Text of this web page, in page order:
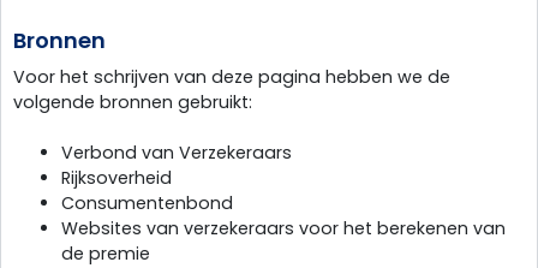
Bronnen
Voor het schrijven van deze pagina hebben we de
volgende bronnen gebruikt:
Verbond van Verzekeraars
Rijksoverheid
Consumentenbond
Websites van verzekeraars voor het berekenen van
de premie